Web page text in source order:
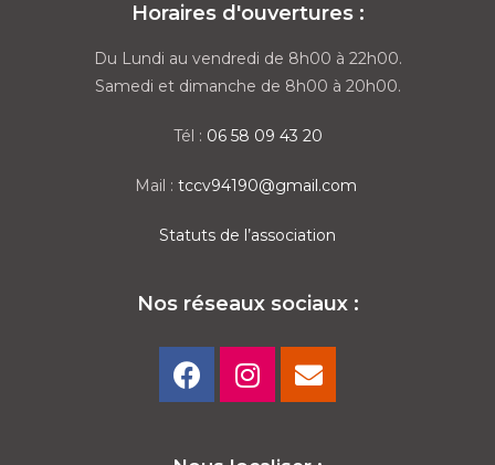
Horaires d'ouvertures :
Du Lundi au vendredi de 8h00 à 22h00.
Samedi et dimanche de 8h00 à 20h00.
Tél : 06 58 09 43 20
Mail : tccv94190@gmail.com
Statuts de l’association
Nos réseaux sociaux :